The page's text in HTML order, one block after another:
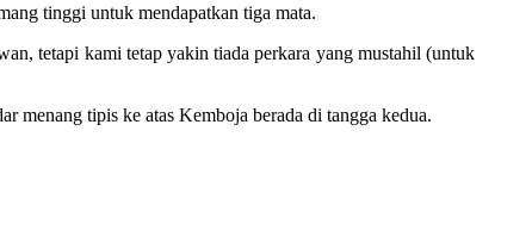
tinggi untuk mendapatkan tiga mata.
tetapi kami tetap yakin tiada perkara yang mustahil (untuk
menang tipis ke atas Kemboja berada di tangga kedua.